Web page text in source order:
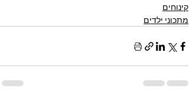
קינוחים
מתכוני ילדים